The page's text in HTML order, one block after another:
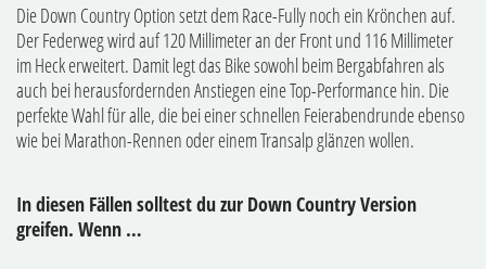
Die Down Country Option setzt dem Race-Fully noch ein Krönchen auf.
Der Federweg wird auf 120 Millimeter an der Front und 116 Millimeter
im Heck erweitert. Damit legt das Bike sowohl beim Bergabfahren als
auch bei herausfordernden Anstiegen eine Top-Performance hin. Die
perfekte Wahl für alle, die bei einer schnellen Feierabendrunde ebenso
wie bei Marathon-Rennen oder einem Transalp glänzen wollen.
In diesen Fällen solltest du zur Down Country Version
greifen. Wenn …